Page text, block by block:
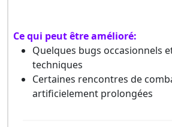
Ce qui peut être amélioré:
Quelques bugs occasionnels
techniques
Certaines rencontres de
artificielement prolongées